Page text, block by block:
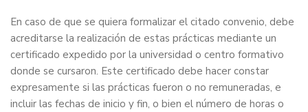
En caso de que se quiera formalizar el citado convenio, debe
acreditarse la realización de estas prácticas mediante un
certificado expedido por la universidad o centro formativo
donde se cursaron. Este certificado debe hacer constar
expresamente si las prácticas fueron o no remuneradas, e
incluir las fechas de inicio y fin, o bien el número de horas o